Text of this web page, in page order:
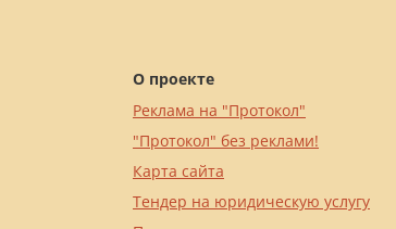
О проекте
Реклама на "Протокол"
"Протокол" без реклами!
Карта сайта
Тендер на юридическую услугу